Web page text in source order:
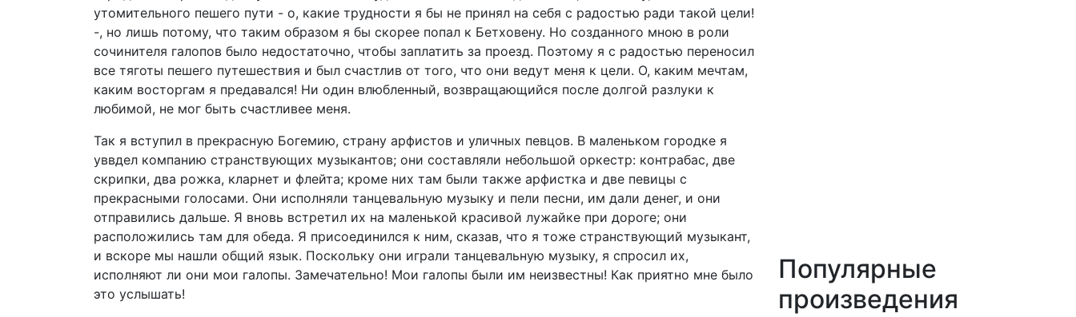
утомительного пешего пути - о, какие трудности я бы не принял на себя с радостью ради такой цели!
-, но лишь потому, что таким образом я бы скорее попал к Бетховену. Но созданного мною в роли
сочинителя галопов было недостаточно, чтобы заплатить за проезд. Поэтому я с радостью переносил
все тяготы пешего путешествия и был счастлив от того, что они ведут меня к цели. О, каким мечтам,
каким восторгам я предавался! Ни один влюбленный, возвращающийся после долгой разлуки к
любимой, не мог быть счастливее меня.
Так я вступил в прекрасную Богемию, страну арфистов и уличных певцов. В маленьком городке я
уввдел компанию странствующих музыкантов; они составляли небольшой оркестр: контрабас, две
скрипки, два рожка, кларнет и флейта; кроме них там были также арфистка и две певицы с
прекрасными голосами. Они исполняли танцевальную музыку и пели песни, им дали денег, и они
отправились дальше. Я вновь встретил их на маленькой красивой лужайке при дороге; они
расположились там для обеда. Я присоединился к ним, сказав, что я тоже странствующий музыкант,
и вскоре мы нашли общий язык. Поскольку они играли танцевальную музыку, я спросил их,
исполняют ли они мои галопы. Замечательно! Мои галопы были им неизвестны! Как приятно мне было
это услышать!
Популярные
произведения